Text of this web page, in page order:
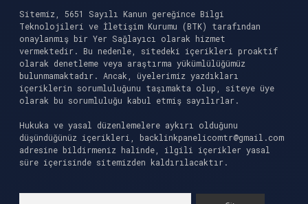
Sitemiz, 5651 Sayılı Kanun gereğince Bilgi
Teknolojileri ve İletişim Kurumu (BTK) tarafından
onaylanmış bir Yer Sağlayıcı olarak hizmet
vermektedir. Bu nedenle, sitedeki içerikleri proaktif
olarak denetleme veya araştırma yükümlülüğümüz
bulunmamaktadır. Ancak, üyelerimiz yazdıkları
içeriklerin sorumluluğunu taşımakta olup, siteye üye
olarak bu sorumluluğu kabul etmiş sayılırlar.
Hukuka ve yasal düzenlemelere aykırı olduğunu
düşündüğünüz içerikleri, backlinkpanelicomtr@gmail.com
adresine bildirmeniz halinde, ilgili içerikler yasal
süre içerisinde sitemizden kaldırılacaktır.